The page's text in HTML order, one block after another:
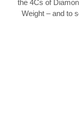
the 4Cs of
Weight – and to